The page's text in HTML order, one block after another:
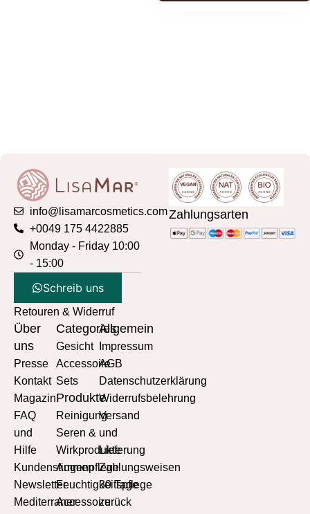
info@lisamarcosmetics.com
+0049 175 4422885
Monday - Friday 10:00
- 15:00
Schreib uns
Retouren & Widerruf
Über
uns
Presse
Kontakt
Magazin
FAQ
und
Hilfe
Kundenstimmen
Newsletter
Mediterraner
Categories
Gesicht
Accessoire
Sets
Produkte
Reinigung
Seren &
Wirkprodukte
Augenpflege
Feuchtigkeitspflege
Accessoire
Allgemein
Impressum
AGB
Datenschutzerklärung
Widerrufsbelehrung
Versand
und
Lieferung
Zahlungsweisen
30 Tage
zurück
Zahlungsarten